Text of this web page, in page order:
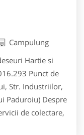
Campulung
Hartie si
Punct de
Str. Industriilor,
Paduroiu) Despre
de colectare,